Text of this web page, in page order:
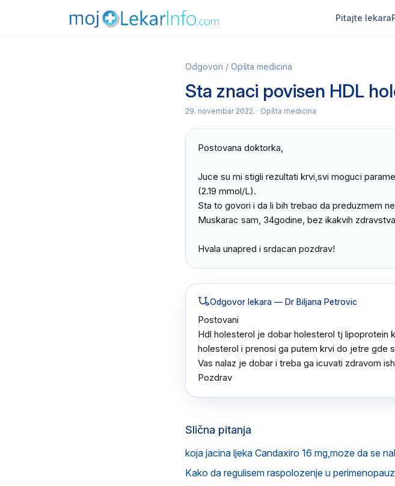
Pitajte lekara
Odgovori / Opšta medicina
Sta znaci povisen HDL
29. novembar 2022. · Opšta medicina
Postovana doktorka,
Juce su mi stigli rezultati krvi,svi moguci
(2.19 mmol/L).
Sta to govori i da li bih trebao da preduzmem
Muskarac sam, 34godine, bez ikakvih
Hvala unapred i srdacan pozdrav!
Odgovor lekara — Dr Biljana Petrovic
Postovani
Hdl holesterol je dobar holesterol tj lipoprotein
holesterol i prenosi ga putem krvi do jetre gde
Vas nalaz je dobar i treba ga icuvati zdravom
Pozdrav
Slična pitanja
koja jacina ljeka Candaxiro 16 mg,moze da se
Kako da regulisem raspolozenje u